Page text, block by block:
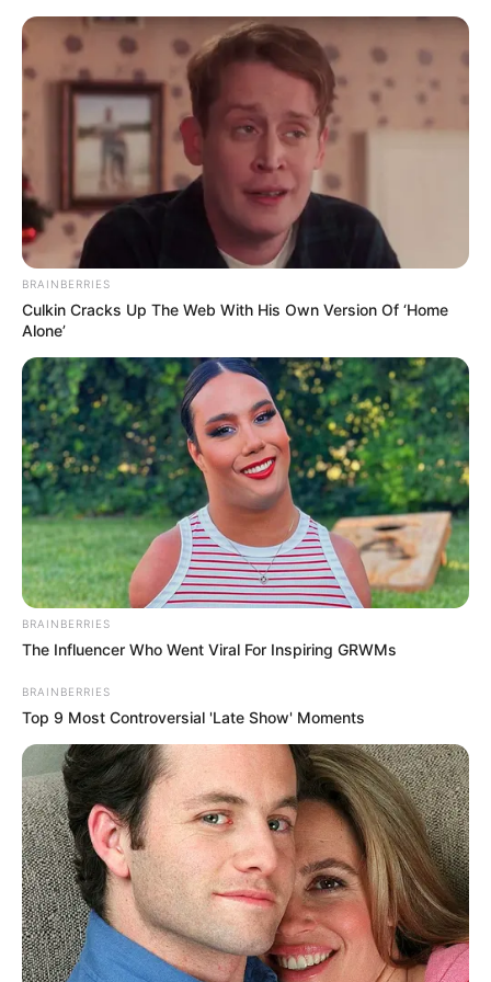
HOME
Home > Brasil > Notícia > Tecnologia >
iFood confirma
vazamento de CPF e nome de 1,2 milhão de usuários.
iFood confirma vazamento de CPF
e nome de 1,2 milhão de usuários.
07:07 Brasil Notícia,Tecnologia
Vazamento iFood: o que foi afetado, o que não foi e o que
você deve fazer agora.
—Foto: JASB
BRAINBERRIES
Culkin Cracks Up The Web With His Own Version Of ‘Home
Alone’
BRAINBERRIES
The Influencer Who Went Viral For Inspiring GRWMs
BRAINBERRIES
Top 9 Most Controversial 'Late Show' Moments